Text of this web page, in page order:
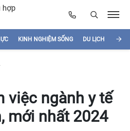
KINH NGHIỆM SỐNG DU LỊCH
việc ngành y tế
mới nhất 2024